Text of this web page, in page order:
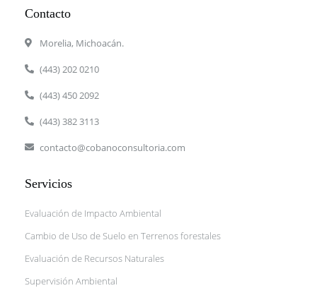
Contacto
Morelia, Michoacán.
(443) 202 0210
(443) 450 2092
(443) 382 3113
contacto@cobanoconsultoria.com
Servicios
Evaluación de Impacto Ambiental
Cambio de Uso de Suelo en Terrenos forestales
Evaluación de Recursos Naturales
Supervisión Ambiental